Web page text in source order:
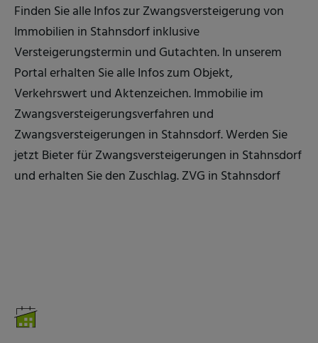
Finden Sie alle Infos zur Zwangsversteigerung von
Immobilien in Stahnsdorf inklusive
Versteigerungstermin und Gutachten. In unserem
Portal erhalten Sie alle Infos zum Objekt,
Verkehrswert und Aktenzeichen. Immobilie im
Zwangsversteigerungsverfahren und
Zwangsversteigerungen in Stahnsdorf. Werden Sie
jetzt Bieter für Zwangsversteigerungen in Stahnsdorf
und erhalten Sie den Zuschlag. ZVG in Stahnsdorf